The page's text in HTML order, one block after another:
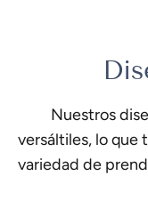
Nuestros
versáltiles, lo que
variedad de